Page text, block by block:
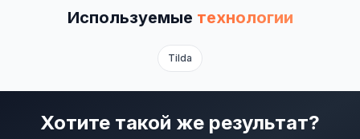
КОПИРАЙТИНГ
Контент для соцсетей
Используемые технологии
Tilda
Хотите такой же результат?